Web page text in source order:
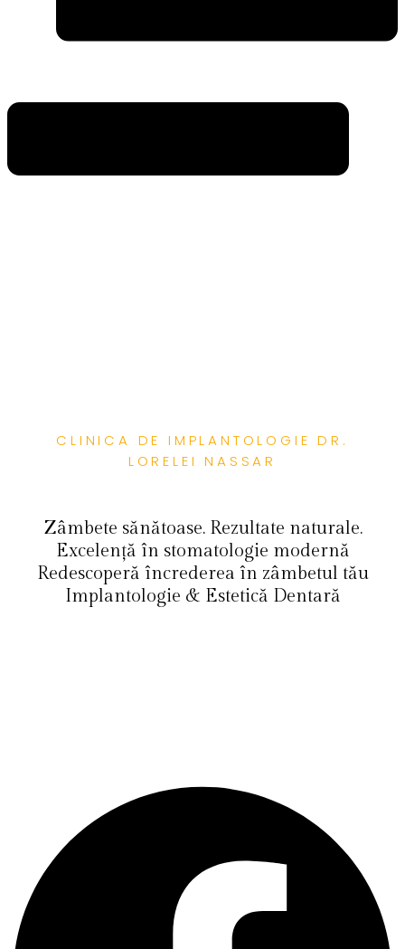
CLINICA DE IMPLANTOLOGIE DR.
LORELEI NASSAR
Zâmbete sănătoase. Rezultate naturale.
Excelență în stomatologie modernă
Redescoperă încrederea în zâmbetul tău
Implantologie & Estetică Dentară